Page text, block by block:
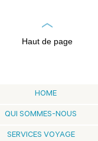
Haut de page
HOME
QUI SOMMES-NOUS
SERVICES VOYAGE